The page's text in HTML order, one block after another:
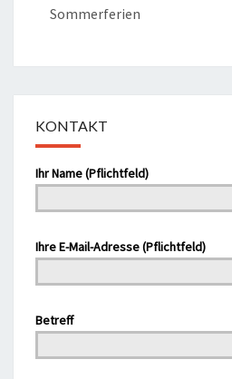
Sommerferien
KONTAKT
Bitte lasse dieses Feld leer.
Ihr Name (Pflichtfeld)
Ihre E-Mail-Adresse (Pflichtfeld)
Bitte lasse dieses Feld leer.
Betreff